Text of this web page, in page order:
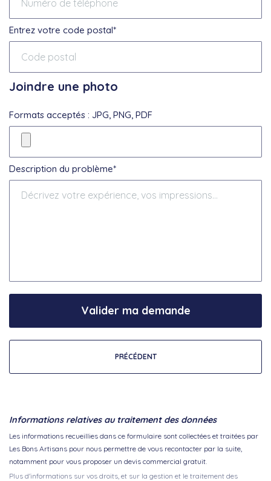
Entrez votre code postal*
Joindre une photo
Formats acceptés : JPG, PNG, PDF
Description du problème*
PRÉCÉDENT
Valider ma demande
Informations relatives au traitement des données
Les informations recueillies dans ce formulaire sont collectées et traitées par
Les Bons Artisans pour nous permettre de vous recontacter par la suite,
notamment pour vous proposer un devis commercial gratuit.
Plus d'informations sur vos droits, et sur la gestion et le traitement des